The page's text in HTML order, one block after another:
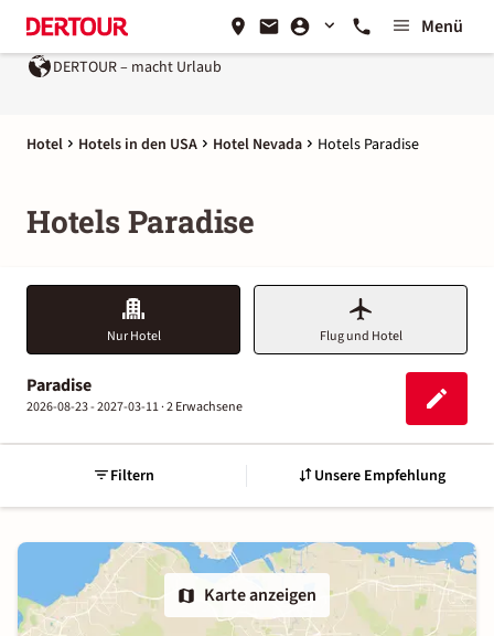
Menü
DERTOUR – macht Urlaub
Hotel Hotels in den USA Hotel Nevada Hotels Paradise
Hotels Paradise
Nur Hotel Flug und Hotel
Paradise
2026-08-23 - 2027-03-11 ·2 Erwachsene
Filtern Unsere Empfehlung
Karte anzeigen